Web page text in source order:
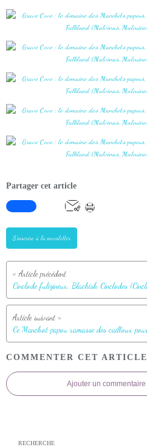
Partager cet article
S'inscrire à la newsletter
COMMENTER CET ARTICLE
Ajouter un commentaire
RECHERCHE